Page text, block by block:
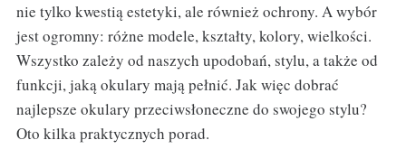
nie tylko kwestią estetyki, ale również ochrony. A wybór
jest ogromny: różne modele, kształty, kolory, wielkości.
Wszystko zależy od naszych upodobań, stylu, a także od
funkcji, jaką okulary mają pełnić. Jak więc dobrać
najlepsze okulary przeciwsłoneczne do swojego stylu?
Oto kilka praktycznych porad.